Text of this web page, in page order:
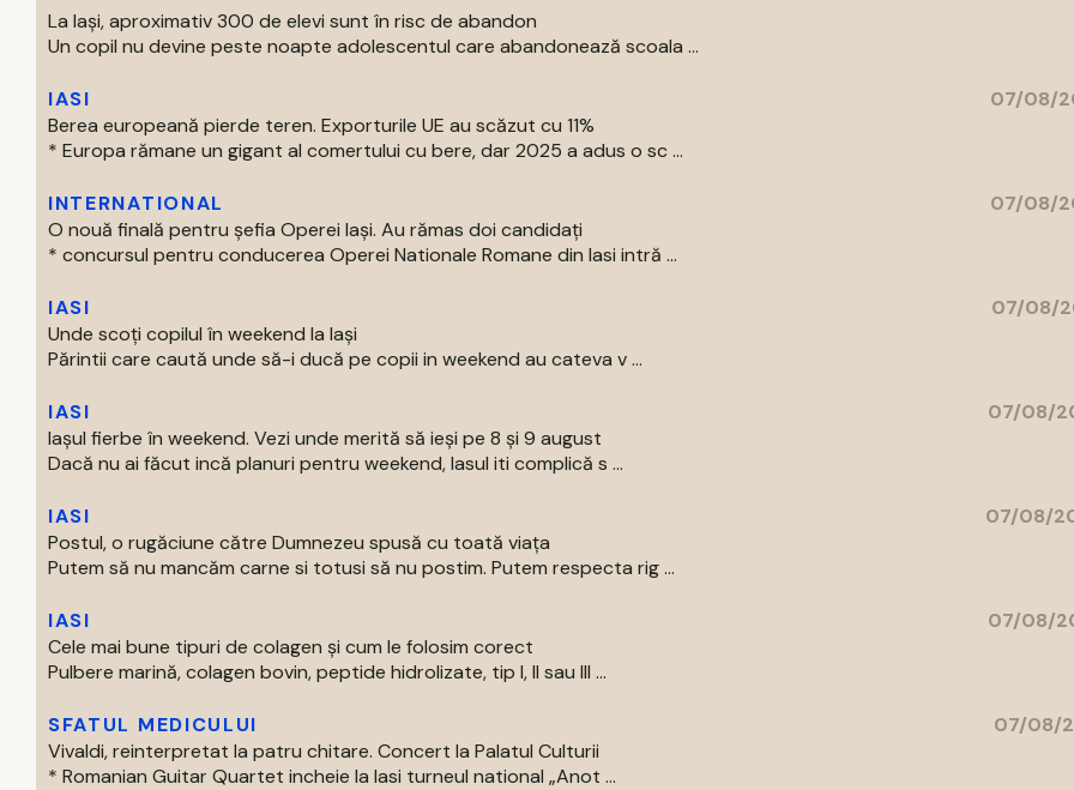
La Iași, aproximativ 300 de elevi sunt în risc de abandon
Un copil nu devine peste noapte adolescentul care abandonează scoala ...
IASI
07/08/
Berea europeană pierde teren. Exporturile UE au scăzut cu 11%
* Europa rămane un gigant al comertului cu bere, dar 2025 a adus o sc ...
INTERNATIONAL
07/08/
O nouă finală pentru șefia Operei Iași. Au rămas doi candidați
* concursul pentru conducerea Operei Nationale Romane din Iasi intră ...
IASI
07/08/
Unde scoți copilul în weekend la Iași
Părintii care caută unde să-i ducă pe copii in weekend au cateva v ...
IASI
07/08/
Iașul fierbe în weekend. Vezi unde merită să ieși pe 8 și 9 august
Dacă nu ai făcut incă planuri pentru weekend, Iasul iti complică s ...
IASI
07/08/
Postul, o rugăciune către Dumnezeu spusă cu toată viața
Putem să nu mancăm carne si totusi să nu postim. Putem respecta rig ...
IASI
07/08/
Cele mai bune tipuri de colagen și cum le folosim corect
Pulbere marină, colagen bovin, peptide hidrolizate, tip I, II sau III ...
SFATUL MEDICULUI
07/08/
Vivaldi, reinterpretat la patru chitare. Concert la Palatul Culturii
* Romanian Guitar Quartet incheie la Iasi turneul national „Anot ...